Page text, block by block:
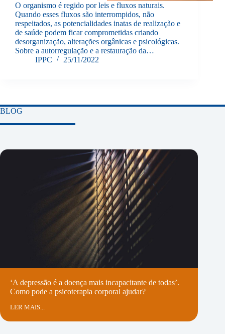
O organismo é regido por leis e fluxos naturais.
Quando esses fluxos são interrompidos, não
respeitados, as potencialidades inatas de realização e
de saúde podem ficar comprometidas criando
desorganização, alterações orgânicas e psicológicas.
Sobre a autorregulação e a restauração da…
IPPC
25/11/2022
BLOG
‘A depressão é a doença mais incapacitante de todas’.
Como pode a psicoterapia corporal ajudar?
LER MAIS...